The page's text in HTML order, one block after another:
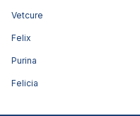
Vetcure
Felix
Purina
Felicia